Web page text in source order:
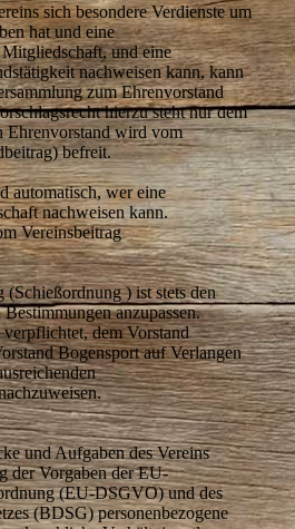
sich besondere Verdienste um
hat und eine
und eine
nachweisen kann, kann
zum Ehrenvorstand
hierzu steht nur dem
Ehrenvorstand wird vom
befreit.
automatisch, wer eine
nachweisen kann.
Vereinsbeitrag
) ist stets den
anzupassen.
dem Vorstand
Bogensport auf Verlangen
und Aufgaben des Vereins
der Vorgaben der EU-
(EU-DSGVO) und des
(BDSG) personenbezogene